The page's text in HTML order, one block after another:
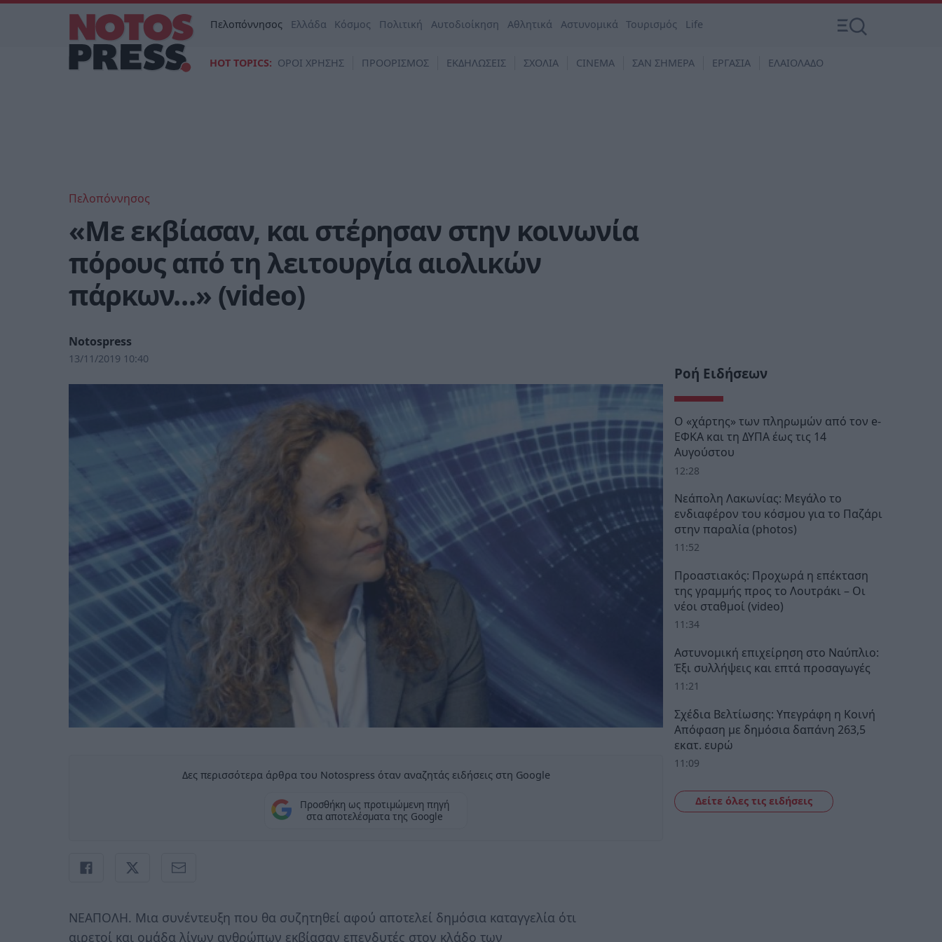
Πελοπόννησος Ελλάδα Κόσμος Πολιτική Αυτοδιοίκηση Αθλητικά Αστυνομικά Τουρισμός Life
HOT TOPICS: ΟΡΟΙ ΧΡΗΣΗΣ ΠΡΟΟΡΙΣΜΟΣ ΕΚΔΗΛΩΣΕΙΣ ΣΧΟΛΙΑ CINEMA ΣΑΝ ΣΗΜΕΡΑ ΕΡΓΑΣΙΑ ΕΛΑΙΟΛΑΔΟ
Πελοπόννησος
«Με εκβίασαν, και στέρησαν στην κοινωνία
πόρους από τη λειτουργία αιολικών
πάρκων…» (video)
Notospress
13/11/2019 10:40
Δες περισσότερα άρθρα του Notospress όταν αναζητάς ειδήσεις στη Google
Προσθήκη ως προτιμώμενη πηγή
στα αποτελέσματα της Google
ΝΕΑΠΟΛΗ. Mια συνέντευξη που θα συζητηθεί αφού αποτελεί δημόσια καταγγελία ότι
αιρετοί και ομάδα λίγων ανθρώπων εκβίασαν επενδυτές στον κλάδο των
Ροή Ειδήσεων
Ο «χάρτης» των πληρωμών από τον e-
ΕΦΚΑ και τη ΔΥΠΑ έως τις 14
Αυγούστου
12:28
Νεάπολη Λακωνίας: Μεγάλο το
ενδιαφέρον του κόσμου για το Παζάρι
στην παραλία (photos)
11:52
Προαστιακός: Προχωρά η επέκταση
της γραμμής προς το Λουτράκι – Οι
νέοι σταθμοί (video)
11:34
Αστυνομική επιχείρηση στο Ναύπλιο:
Έξι συλλήψεις και επτά προσαγωγές
11:21
Σχέδια Βελτίωσης: Υπεγράφη η Κοινή
Απόφαση με δημόσια δαπάνη 263,5
εκατ. ευρώ
11:09
Δείτε όλες τις ειδήσεις